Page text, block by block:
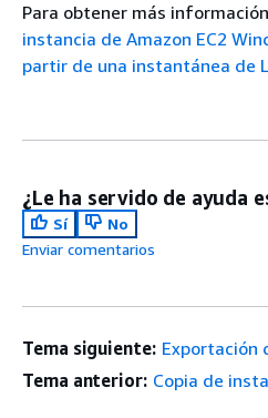
Para obtener más
instancia de Amazon EC2
partir de una instantánea de
¿Le ha servido de ayuda
Sí
No
Enviar comentarios
Tema siguiente: Exportación
Tema anterior: Copia de